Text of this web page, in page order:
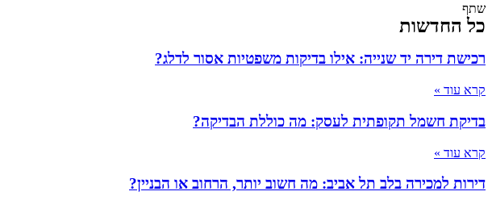
שתף
כל החדשות
רכישת דירה יד שנייה: אילו בדיקות משפטיות אסור לדלג?
קרא עוד »
בדיקת חשמל תקופתית לעסק: מה כוללת הבדיקה?
קרא עוד »
דירות למכירה בלב תל אביב: מה חשוב יותר, הרחוב או הבניין?